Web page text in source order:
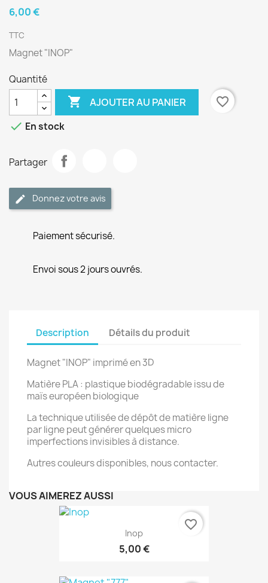
6,00 €
TTC
Magnet "INOP"
Quantité
 AJOUTER AU PANIER
favorite_border
 En stock
Partager
Donnez votre avis
Paiement sécurisé.
Envoi sous 2 jours ouvrés.
Description Détails du produit
Magnet "INOP" imprimé en 3D
Matière PLA : plastique biodégradable issu de
maïs européen biologique
La technique utilisée de dépôt de matière ligne
par ligne peut générer quelques micro
imperfections invisibles à distance.
Autres couleurs disponibles, nous contacter.
VOUS AIMEREZ AUSSI
Inop
5,00 €
favorite_border